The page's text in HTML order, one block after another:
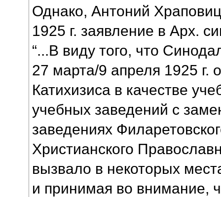
Однако, Антоний
1925 г. заявление в Арх.
“...В виду того, что
27 марта/9 апреля 1925 г.
Катихизиса в качестве
учебных заведений с
заведениях
Христианского
вызвало в некоторых
и принимая во внимание,